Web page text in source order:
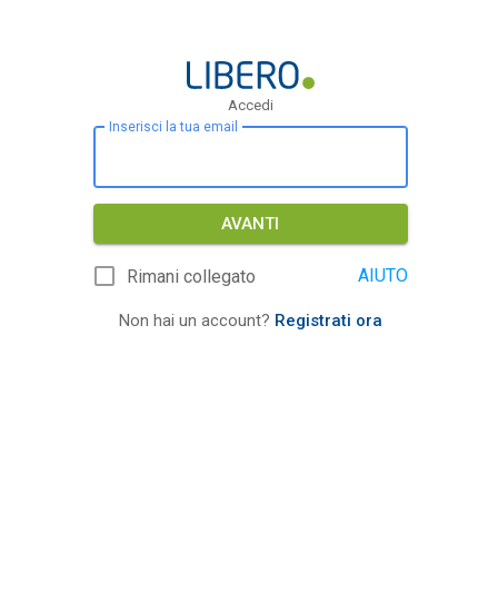
Accedi
Inserisci la tua email
AVANTI
Rimani collegato AIUTO
Non hai un account? Registrati ora